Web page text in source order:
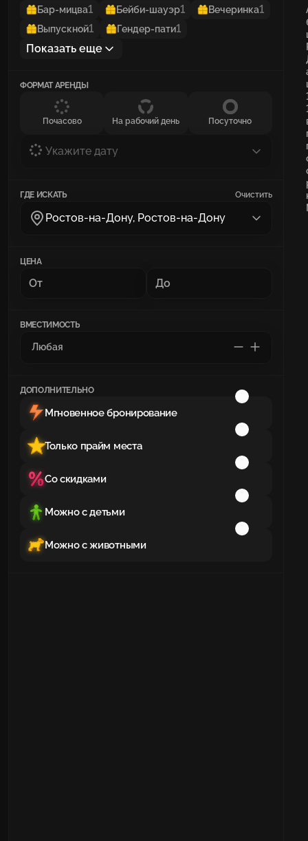
Бар-мицва1 Бейби-шауэр1 Вечеринка1
Выпускной1 Гендер-пати1
Показать еще
ФОРМАТ АРЕНДЫ
Почасово На рабочий день Посуточно
Укажите дату
ГДЕ ИСКАТЬ Очистить
Ростов-на-Дону, Ростов-на-Дону
ЦЕНА
ВМЕСТИМОСТЬ
ДОПОЛНИТЕЛЬНО
Мгновенное бронирование
Только прайм места
Со скидками
Можно с детьми
Можно с животными